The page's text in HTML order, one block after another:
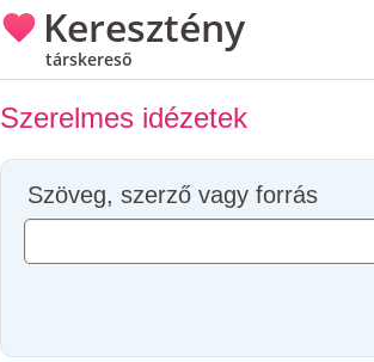
Keresztény
társkereső
Szerelmes idézetek
Szöveg, szerző vagy forrás